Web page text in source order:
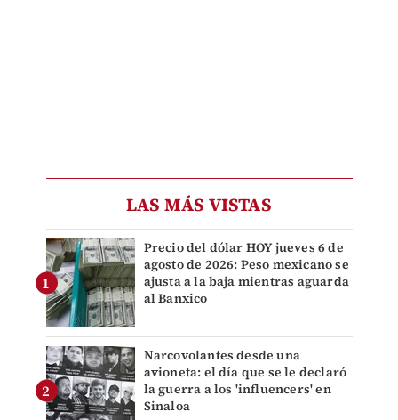
LAS MÁS VISTAS
Precio del dólar HOY jueves 6 de
agosto de 2026: Peso mexicano se
ajusta a la baja mientras aguarda
al Banxico
Narcovolantes desde una
avioneta: el día que se le declaró
la guerra a los 'influencers' en
Sinaloa